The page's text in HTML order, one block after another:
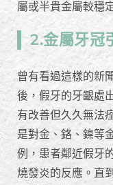
屬或半貴金屬較穩
2.金屬牙冠
曾有看過這樣的新
後，假牙的牙齦處
有改善但久久無法
是對金、鉻、鎳等
例，患者鄰近假牙
燒發炎的反應。直